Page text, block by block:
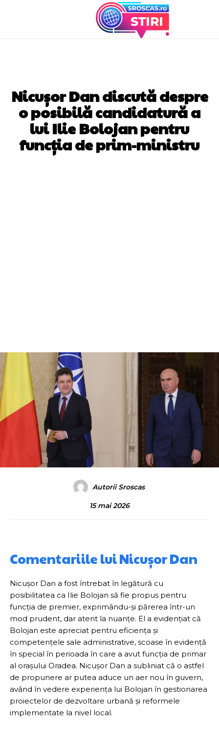
Nicușor Dan discută despre
o posibilă candidatură a
lui Ilie Bolojan pentru
funcția de prim-ministru
Autorii Sroscas
15 mai 2026
Comentariile lui Nicușor Dan
Nicușor Dan a fost întrebat în legătură cu
posibilitatea ca Ilie Bolojan să fie propus pentru
funcția de premier, exprimându-și părerea într-un
mod prudent, dar atent la nuanțe. El a evidențiat că
Bolojan este apreciat pentru eficiența și
competențele sale administrative, scoase în evidență
în special în perioada în care a avut funcția de primar
al orașului Oradea. Nicușor Dan a subliniat că o astfel
de propunere ar putea aduce un aer nou în guvern,
având în vedere experiența lui Bolojan în gestionarea
proiectelor de dezvoltare urbană și reformele
implementate la nivel local.